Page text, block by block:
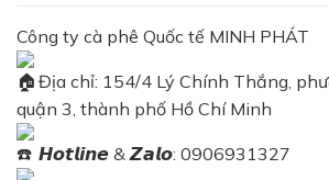
Công ty cà phê Quốc tế MINH PHÁT
Địa chỉ: 154/4 Lý Chính Thắng,
quận 3, thành phố Hồ Chí Minh
𝙃𝙤𝙩𝙡𝙞𝙣𝙚 & 𝙕𝙖𝙡𝙤: 0906931327